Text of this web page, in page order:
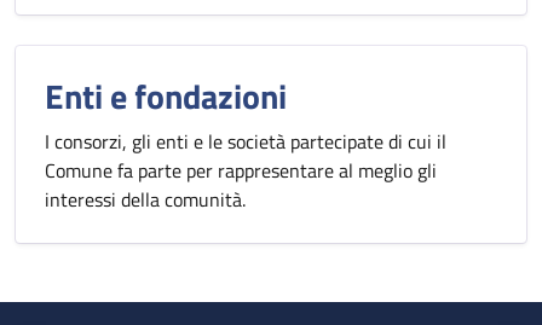
Enti e fondazioni
I consorzi, gli enti e le società partecipate di cui il
Comune fa parte per rappresentare al meglio gli
interessi della comunità.